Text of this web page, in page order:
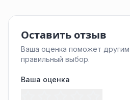
Оставить отзыв
Ваша оценка поможет
правильный выбор.
Ваша оценка